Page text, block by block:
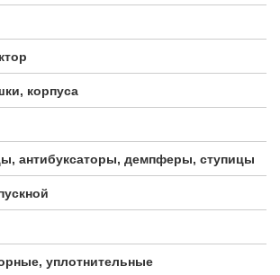
корпуса
антибуксаторы, демпферы, ступицы
уплотнительные